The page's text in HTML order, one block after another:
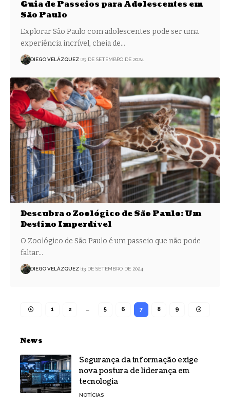
Guia de Passeios para Adolescentes em
São Paulo
Explorar São Paulo com adolescentes pode ser uma
experiência incrível, cheia de…
DIEGO VELÁZQUEZ 23 DE SETEMBRO DE 2024
Descubra o Zoológico de São Paulo: Um
Destino Imperdível
O Zoológico de São Paulo é um passeio que não pode
faltar…
DIEGO VELÁZQUEZ 13 DE SETEMBRO DE 2024
1 2 … 5 6 7 8 9
News
Segurança da informação exige
nova postura de liderança em
tecnologia
NOTÍCIAS